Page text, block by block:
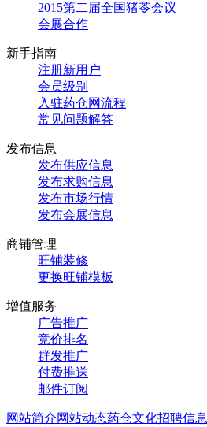
2015第二届全国猪苓会议
会展合作
新手指南
注册新用户
会员级别
入驻药仓网流程
常见问题解答
发布信息
发布供应信息
发布求购信息
发布市场行情
发布会展信息
商铺管理
旺铺装修
更换旺铺模板
增值服务
广告推广
竞价排名
群发推广
付费推送
邮件订阅
网站简介网站动态药仓文化招聘信息